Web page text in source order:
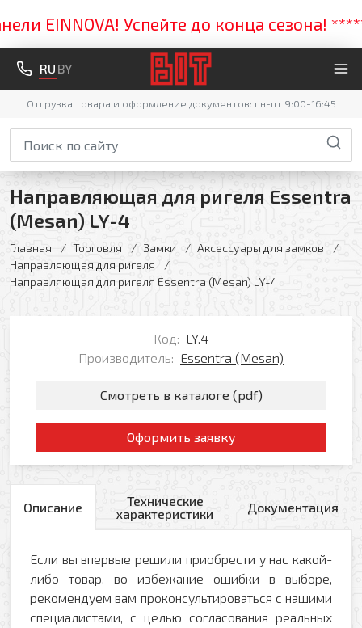
EINNOVA! Успейте до конца сезона!
RU BY
Отгрузка товара и оформление документов: пн-пт 9:00-16:45
Направляющая для ригеля Essentra
(Mesan) LY-4
Главная Торговля Замки
Аксессуары для замков
Направляющая для ригеля
Направляющая для ригеля Essentra (Mesan) LY-4
Код: LY.4
Производитель: Essentra (Mesan)
Смотреть в каталоге (pdf)
Оформить заявку
Описание
Технические
характеристики
Документация
Если вы впервые решили приобрести у нас какой-
либо товар, во избежание ошибки в выборе,
рекомендуем вам проконсультироваться с нашими
специалистами, с целью согласования реальных